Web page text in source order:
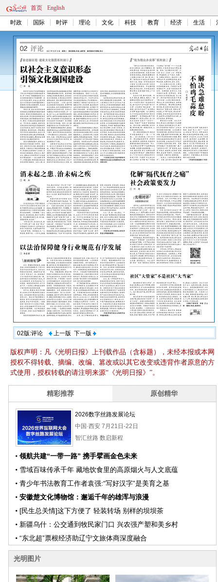
首页 English
时政 国际 时评 理论 文化 科技 教育 经济 生活
02版:评论 上一版 下一版
版权声明：凡《光明日报》上刊载作品（含标题），未经本报或本网
授权不得转载、摘编、改编、篡改或以其它改变或违背作者原意的方
式使用，授权转载的请注明来源“《光明日报》”。